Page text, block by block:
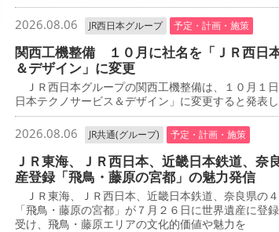
2026.08.06 JR西日本グループ 予定・計画・施策
関西工機整備 １０月に社名を「ＪＲ西日
＆デザイン」に変更
ＪＲ西日本グループの関西工機整備は、１０月１
日本テクノサービス＆デザイン」に変更すると発表し
2026.08.06 JR共通(グループ) 予定・計画・施策
ＪＲ東海、ＪＲ西日本、近畿日本鉄道、
産登録「飛鳥・藤原の宮都」の魅力発信
ＪＲ東海、ＪＲ西日本、近畿日本鉄道、奈良県の４
「飛鳥・藤原の宮都」が７月２６日に世界遺産に登
受け、飛鳥・藤原エリアの文化的価値や魅力を